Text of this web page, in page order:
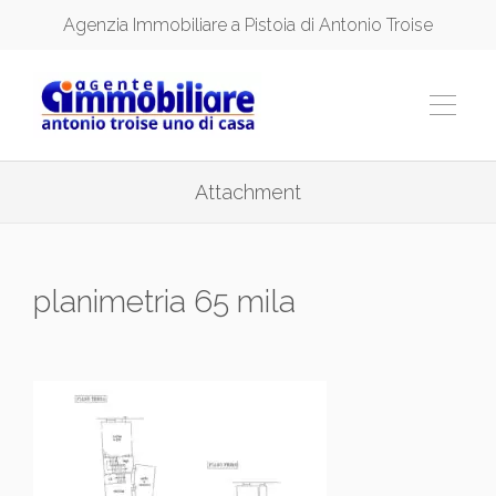
Agenzia Immobiliare a Pistoia di Antonio Troise
Attachment
planimetria 65 mila